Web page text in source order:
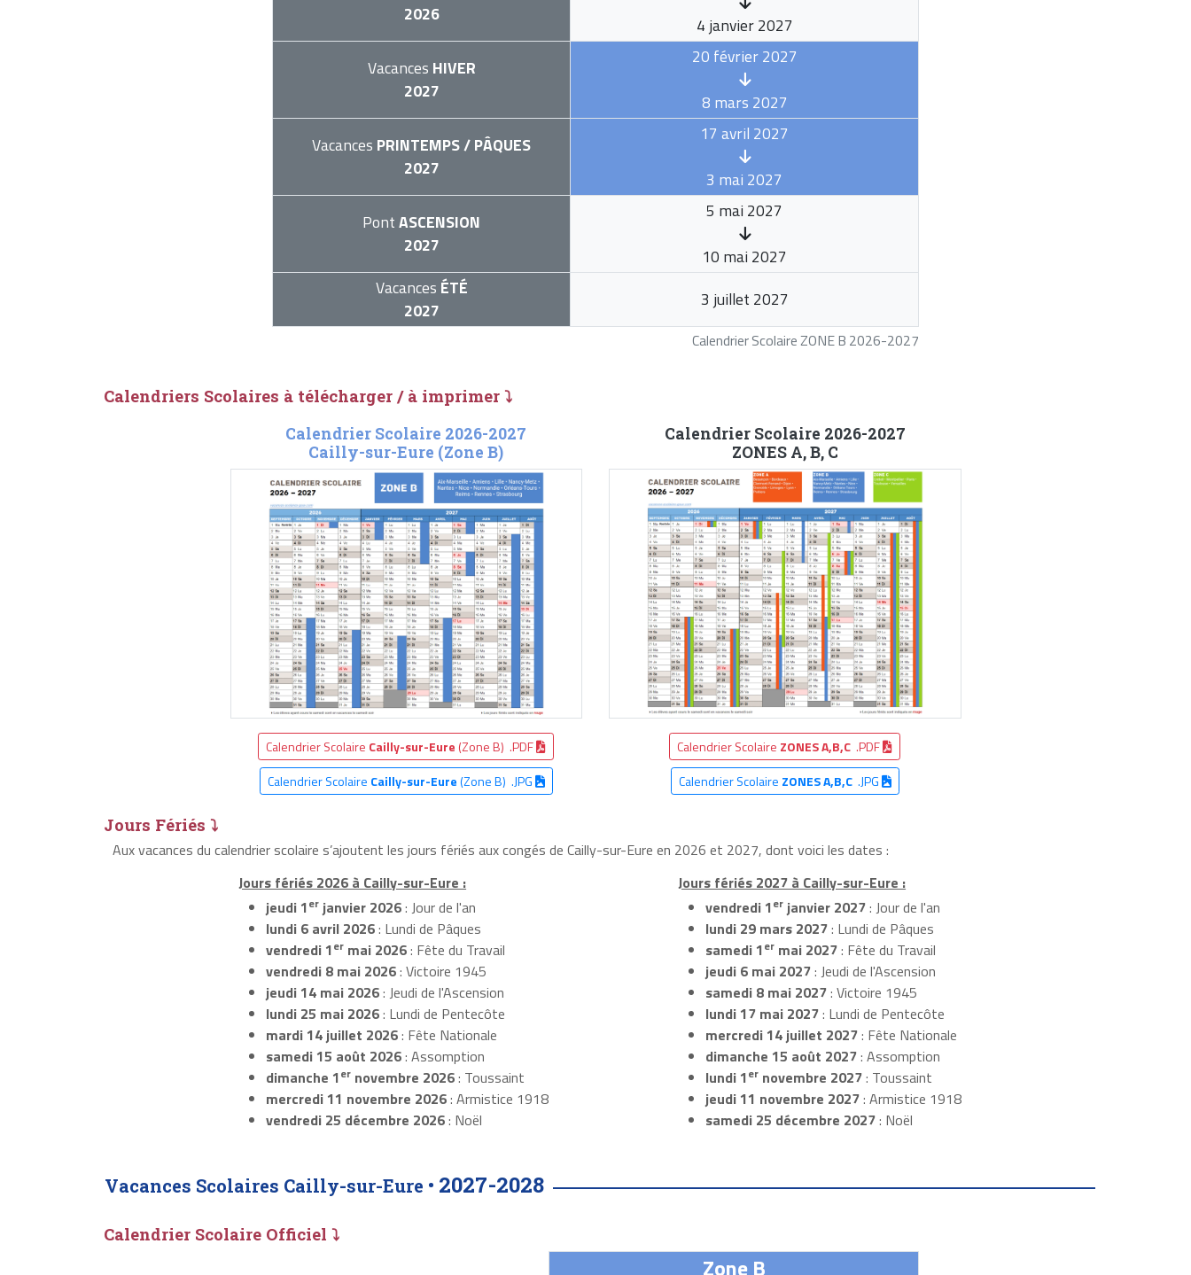
Calendrier Scolaire ZONE B 2026-2027
2026
4 janvier 2027
Vacances HIVER
2027
20 février 2027
8 mars 2027
Vacances PRINTEMPS / PÂQUES
2027
17 avril 2027
3 mai 2027
PontASCENSION
2027
5 mai 2027
10 mai 2027
Vacances ÉTÉ
2027
3 juillet 2027
Calendriers Scolaires à télécharger / à imprimer ⤵
Calendrier Scolaire 2026-2027
Cailly-sur-Eure (Zone B)
Calendrier Scolaire Cailly-sur-Eure (Zone B) .PDF
Calendrier Scolaire Cailly-sur-Eure(Zone B) .JPG
Calendrier Scolaire 2026-2027
ZONES A, B, C
Calendrier Scolaire ZONES A,B,C .PDF
Calendrier Scolaire ZONES A,B,C.JPG
Jours Fériés ⤵
Aux vacances du calendrier scolaire s’ajoutent les jours fériés aux congés de Cailly-sur-Eure en 2026 et 2027, dont voici les dates :
Jours fériés 2026 à Cailly-sur-Eure :
jeudi 1erjanvier 2026: Jour de l'an
lundi 6 avril 2026: Lundi de Pâques
vendredi 1ermai 2026: Fête du Travail
vendredi 8 mai 2026: Victoire 1945
jeudi 14 mai 2026: Jeudi de l'Ascension
lundi 25 mai 2026: Lundi de Pentecôte
mardi 14 juillet 2026: Fête Nationale
samedi 15 août 2026: Assomption
dimanche 1ernovembre 2026: Toussaint
mercredi 11 novembre 2026: Armistice 1918
vendredi 25 décembre 2026: Noël
Jours fériés 2027 à Cailly-sur-Eure :
vendredi 1erjanvier 2027: Jour de l'an
lundi 29 mars 2027: Lundi de Pâques
samedi 1ermai 2027: Fête du Travail
jeudi 6 mai 2027: Jeudi de l'Ascension
samedi 8 mai 2027: Victoire 1945
lundi 17 mai 2027: Lundi de Pentecôte
mercredi 14 juillet 2027: Fête Nationale
dimanche 15 août 2027: Assomption
lundi 1ernovembre 2027: Toussaint
jeudi 11 novembre 2027: Armistice 1918
samedi 25 décembre 2027: Noël
Vacances Scolaires Cailly-sur-Eure • 2027-2028
Calendrier Scolaire Officiel ⤵
Zone B